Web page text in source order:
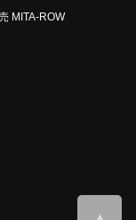
▲
MITA-ROW